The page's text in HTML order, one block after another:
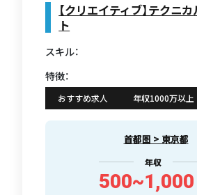
【クリエイティブ】テクニ
ト
スキル：
特徴：
おすすめ求人 年収1000万以上
首都圏 > 東京都
年収
500~1,000